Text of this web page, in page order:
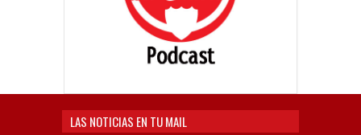
LAS NOTICIAS EN TU MAIL